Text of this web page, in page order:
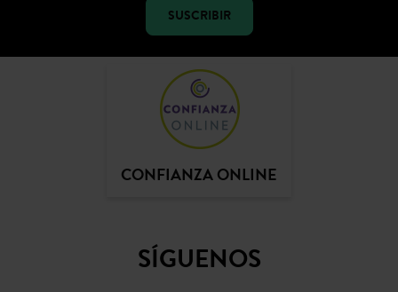
SUSCRIBIR
CONFIANZA ONLINE
SÍGUENOS